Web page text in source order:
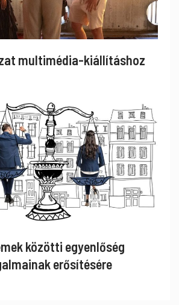
multimédia-kiállításhoz
közötti egyenlőség
erősítésére